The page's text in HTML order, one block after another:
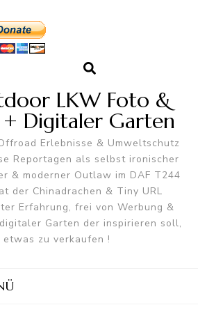
LKW Foto &
+ Digitaler Garten
Erlebnisse & Umweltschutz
Reportagen als selbst ironischer
& moderner Outlaw im DAF T244
der Chinadrachen & Tiny URL
Erfahrung, frei von Werbung &
Garten der inspirieren soll,
etwas zu verkaufen !